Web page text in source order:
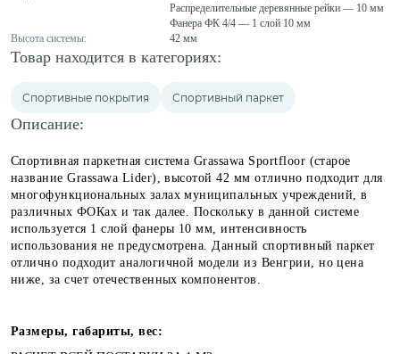
Распределительные деревянные рейки — 10 мм
Фанера ФК 4/4 — 1 слой 10 мм
Высота системы:
42 мм
Товар находится в категориях:
Спортивные покрытия Спортивный паркет
Описание:
Спортивная паркетная система Grassawa Sportfloor (старое
название Grassawa Lider), высотой 42 мм отлично подходит для
многофункциональных залах муниципальных учреждений, в
различных ФОКах и так далее. Поскольку в данной системе
используется 1 слой фанеры 10 мм, интенсивность
использования не предусмотрена. Данный спортивный паркет
отлично подходит аналогичной модели из Венгрии, но цена
ниже, за счет отечественных компонентов.
Размеры, габариты, вес: